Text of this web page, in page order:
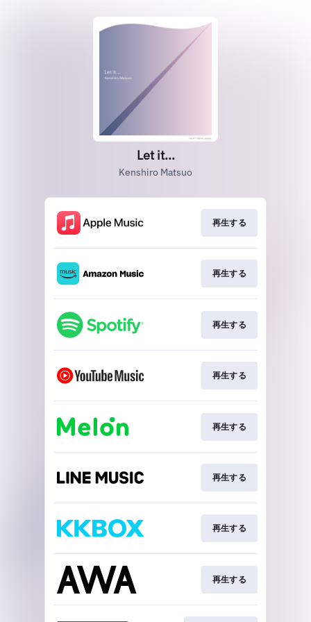
Let it...
Kenshiro Matsuo
再生する
再生する
再生する
再生する
再生する
再生する
再生する
再生する